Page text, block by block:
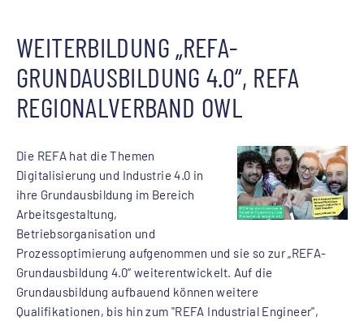
WEITERBILDUNG „REFA-
GRUNDAUSBILDUNG 4.0“, REFA
REGIONALVERBAND OWL
Die REFA hat die Themen
Digitalisierung und Industrie 4.0 in
ihre Grundausbildung im Bereich
Arbeitsgestaltung,
Betriebsorganisation und
Prozessoptimierung aufgenommen und sie so zur „REFA-
Grundausbildung 4.0“ weiterentwickelt. Auf die
Grundausbildung aufbauend können weitere
Qualifikationen, bis hin zum "REFA Industrial Engineer",